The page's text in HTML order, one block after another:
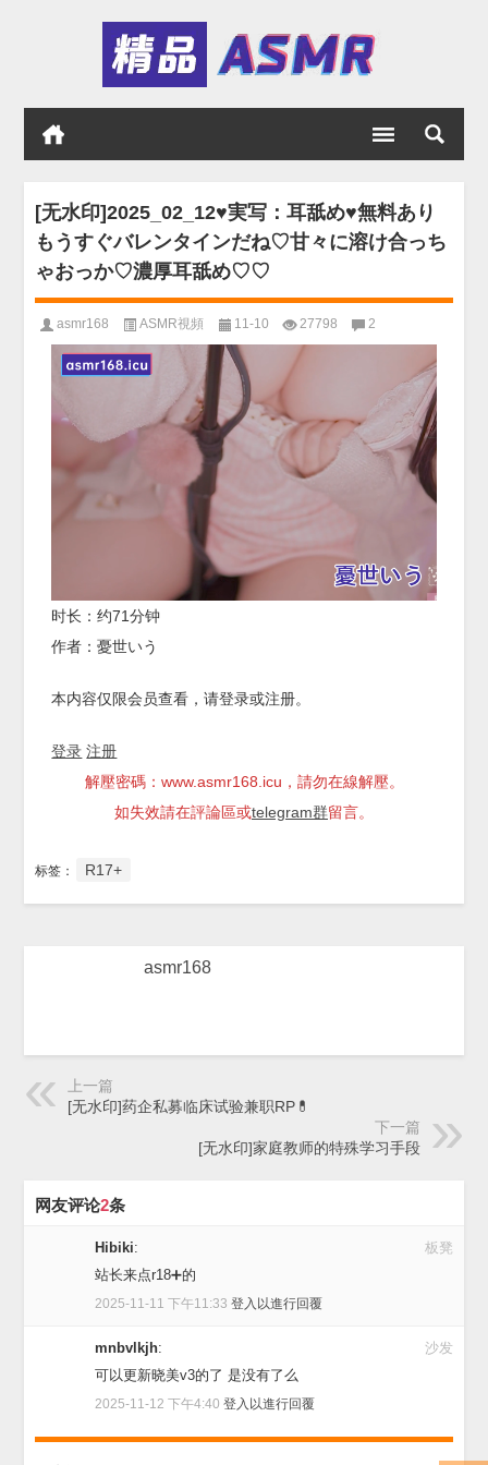
[无水印]2025_02_12♥実写：耳舐め♥無料あり
もうすぐバレンタインだね♡甘々に溶け合っち
ゃおっか♡濃厚耳舐め♡♡
asmr168 ASMR視頻 11-10 27798 2
时长：约71分钟
作者：憂世いう
本内容仅限会员查看，请登录或注册。
登录 注册
解壓密碼：www.asmr168.icu，請勿在線解壓。
如失效請在評論區或telegram群留言。
标签： R17+
asmr168
上一篇
[无水印]药企私募临床试验兼职RP💊
下一篇
[无水印]家庭教师的特殊学习手段
网友评论2条
板凳
Hibiki:
站长来点r18➕的
2025-11-11 下午11:33登入以進行回覆
沙发
mnbvlkjh:
可以更新晓美v3的了 是没有了么
2025-11-12 下午4:40登入以進行回覆